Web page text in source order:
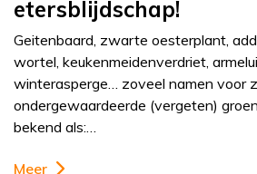
etersblijdschap!
Geitenbaard, zwarte oesterplant,
wortel, keukenmeidenverdriet,
winterasperge… zoveel namen voor
ondergewaardeerde (vergeten)
bekend als:…
Meer